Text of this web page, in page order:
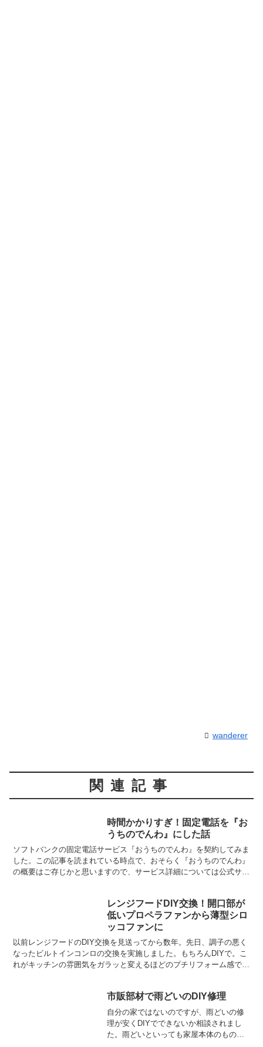
wanderer
関連記事
時間かかりすぎ！固定電話を『お
うちのでんわ』にした話
ソフトバンクの固定電話サービス『おうちのでんわ』を契約してみま
した。この記事を読まれている時点で、おそらく『おうちのでんわ』
の概要はご存じかと思いますので、サービス詳細については公式サイ
レンジフードDIY交換！開口部が
低いプロペラファンから薄型シロ
ッコファンに
以前レンジフードのDIY交換を見送ってから数年。先日、調子の悪く
なったビルトインコンロの交換を実施しました。もちろんDIYで。こ
れがキッチンの雰囲気をガラッと変えるほどのプチリフォーム感で満
市販部材で雨どいのDIY修理
自分の家ではないのですが、雨どいの修
理が安くDIYでできないか相談されまし
た。雨どいといっても家屋本体のもので